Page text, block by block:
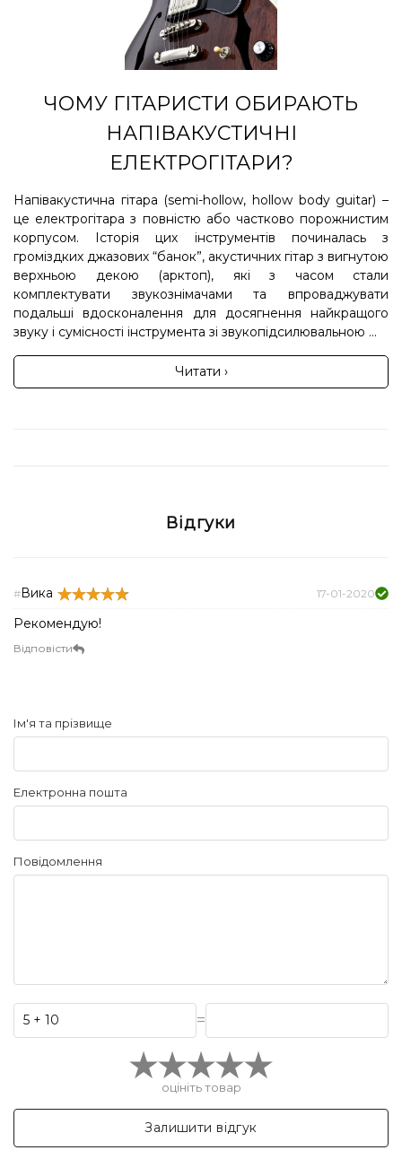
ЧОМУ ГІТАРИСТИ ОБИРАЮТЬ
НАПІВАКУСТИЧНІ
ЕЛЕКТРОГІТАРИ?
Напівакустична гітара (semi-hollow, hollow body guitar) –
це електрогітара з повністю або частково порожнистим
корпусом. Історія цих інструментів починалась з
громіздких джазових “банок”, акустичних гітар з вигнутою
верхньою декою (арктоп), які з часом стали
комплектувати звукознімачами та впроваджувати
подальші вдосконалення для досягнення найкращого
звуку і сумісності інструмента зі звукопідсилювальною ...
Читати ›
Відгуки
# Вика 17-01-2020
Рекомендую!
Відповісти
Ім'я та прізвище
Електронна пошта
Повідомлення
=
оцініть товар
Залишити відгук